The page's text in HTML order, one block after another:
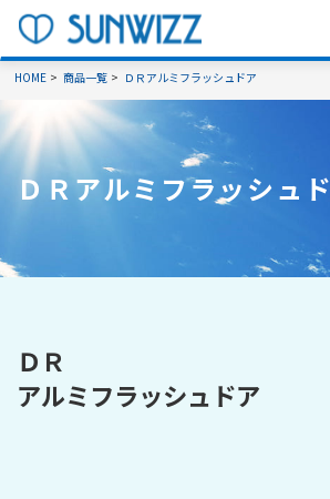
HOME 商品一覧 ＤＲアルミフラッシュドア
ＤＲアルミフラッシュ
ＤＲ
アルミフラッシュドア